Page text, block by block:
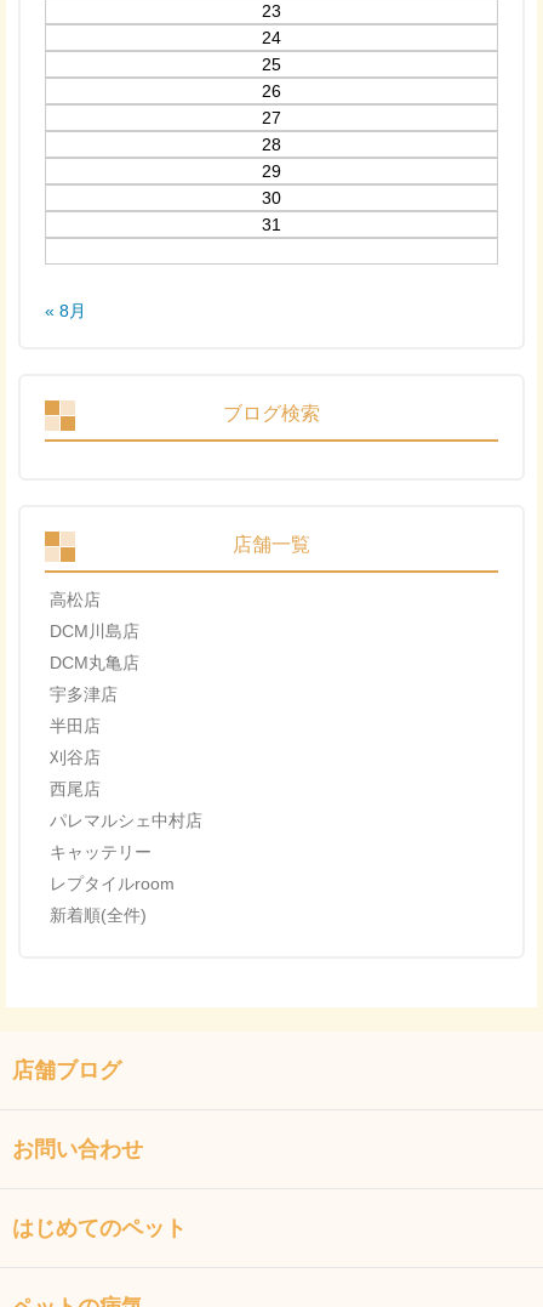
23
24
25
26
27
28
29
30
31
« 8月
ブログ検索
店舗一覧
高松店
DCM川島店
DCM丸亀店
宇多津店
半田店
刈谷店
西尾店
パレマルシェ中村店
キャッテリー
レプタイルroom
新着順(全件)
店舗ブログ
お問い合わせ
はじめてのペット